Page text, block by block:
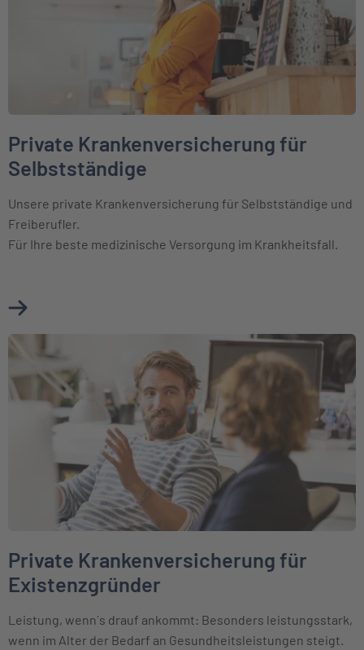
Private Krankenversicherung für
Selbstständige
Unsere private Krankenversicherung für Selbstständige und
Freiberufler.
Für Ihre beste medizinische Versorgung im Krankheitsfall.
Mehr über Private Krankenversicherung für
Weiter zu Private Krankenversicherung für Existenzgründer
Private Krankenversicherung für
Existenzgründer
Leistung, wenn´s drauf ankommt: Besonders leistungsstark,
wenn im Alter der Bedarf an Gesundheitsleistungen steigt.